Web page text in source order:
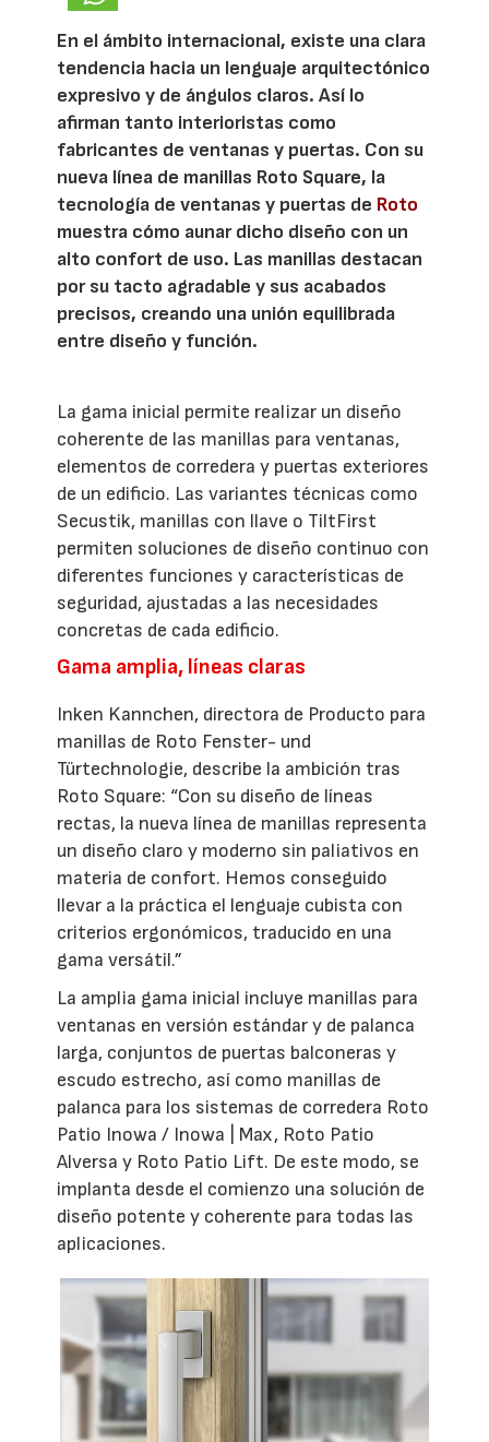
En el ámbito internacional, existe una clara
tendencia hacia un lenguaje arquitectónico
expresivo y de ángulos claros. Así lo
afirman tanto interioristas como
fabricantes de ventanas y puertas. Con su
nueva línea de manillas Roto Square, la
tecnología de ventanas y puertas de Roto
muestra cómo aunar dicho diseño con un
alto confort de uso. Las manillas destacan
por su tacto agradable y sus acabados
precisos, creando una unión equilibrada
entre diseño y función.
La gama inicial permite realizar un diseño
coherente de las manillas para ventanas,
elementos de corredera y puertas exteriores
de un edificio. Las variantes técnicas como
Secustik, manillas con llave o TiltFirst
permiten soluciones de diseño continuo con
diferentes funciones y características de
seguridad, ajustadas a las necesidades
concretas de cada edificio.
Gama amplia, líneas claras
Inken Kannchen, directora de Producto para
manillas de Roto Fenster- und
Türtechnologie, describe la ambición tras
Roto Square: “Con su diseño de líneas
rectas, la nueva línea de manillas representa
un diseño claro y moderno sin paliativos en
materia de confort. Hemos conseguido
llevar a la práctica el lenguaje cubista con
criterios ergonómicos, traducido en una
gama versátil.”
La amplia gama inicial incluye manillas para
ventanas en versión estándar y de palanca
larga, conjuntos de puertas balconeras y
escudo estrecho, así como manillas de
palanca para los sistemas de corredera Roto
Patio Inowa / Inowa | Max, Roto Patio
Alversa y Roto Patio Lift. De este modo, se
implanta desde el comienzo una solución de
diseño potente y coherente para todas las
aplicaciones.